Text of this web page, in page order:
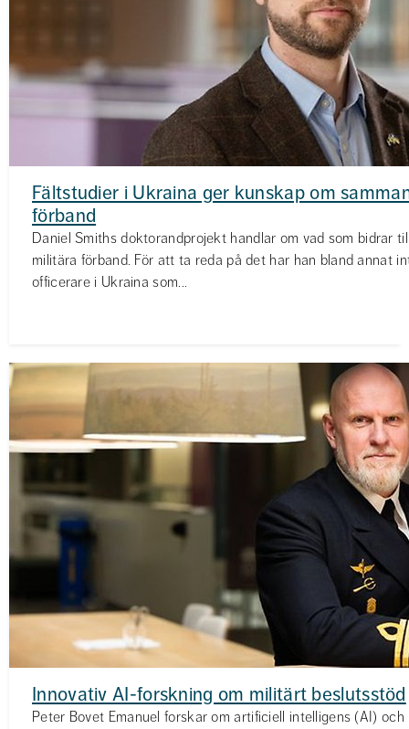
Fältstudier i Ukraina ger kunskap om
förband
Daniel Smiths doktorandprojekt handlar om vad som bidrar
militära förband. För att ta reda på det har han bland annat
officerare i Ukraina som...
Innovativ AI-forskning om militärt beslutsstöd
Peter Bovet Emanuel forskar om artificiell intelligens (AI)